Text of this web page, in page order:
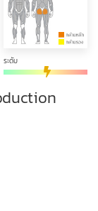
ระดับ